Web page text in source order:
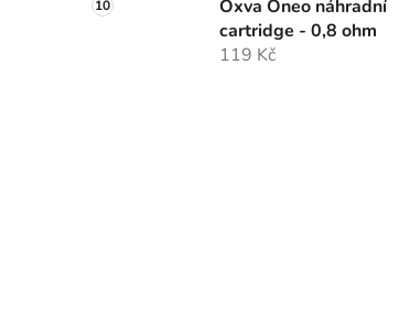
Oxva Oneo náhradní
cartridge - 0,8 ohm
119 Kč